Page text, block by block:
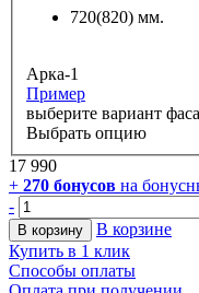
720(820) мм.
Арка-1
Пример
выберите вариант
Выбрать опцию
17 990
+ 270 бонусов на
-
В корзину
В корзине
Купить в 1 клик
Способы оплаты